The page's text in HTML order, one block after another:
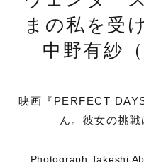
まの私を受
中野有紗
映画『PERFECT
ん。彼女の挑戦
Photograph:Takeshi